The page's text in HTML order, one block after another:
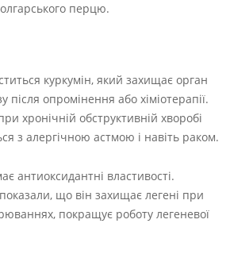
перцю.
куркумін, який захищає орган
після опромінення або хіміотерапії.
хронічній обструктивній хворобі
з алергічною астмою і навіть раком.
антиоксидантні властивості.
що він захищає легені при
покращує роботу легеневої